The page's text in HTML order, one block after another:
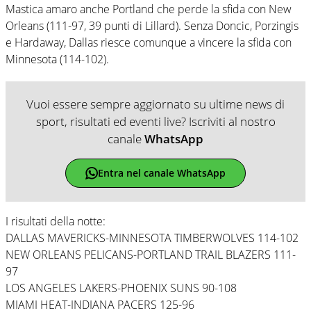
Mastica amaro anche Portland che perde la sfida con New
Orleans (111-97, 39 punti di Lillard). Senza Doncic, Porzingis
e Hardaway, Dallas riesce comunque a vincere la sfida con
Minnesota (114-102).
Vuoi essere sempre aggiornato su ultime news di
sport, risultati ed eventi live? Iscriviti al nostro
canaleWhatsApp
Entra nel canale WhatsApp
I risultati della notte:
DALLAS MAVERICKS-MINNESOTA TIMBERWOLVES 114-102
NEW ORLEANS PELICANS-PORTLAND TRAIL BLAZERS 111-
97
LOS ANGELES LAKERS-PHOENIX SUNS 90-108
MIAMI HEAT-INDIANA PACERS 125-96